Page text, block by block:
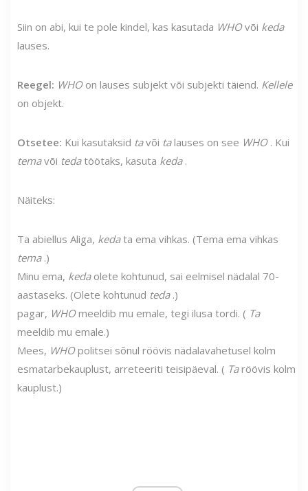
Siin on abi, kui te pole kindel, kas kasutada WHOvõi keda
lauses.
Reegel: WHOon lauses subjekt või subjekti täiend. Kellele
on objekt.
Otsetee: Kui kasutaksid tavõi talauses on see WHO. Kui
temavõi tedatöötaks, kasuta keda.
Näiteks:
Ta abiellus Aliga, kedata ema vihkas. (Tema ema vihkas
tema.)
Minu ema, kedaolete kohtunud, sai eelmisel nädalal 70-
aastaseks. (Olete kohtunud teda.)
pagar, WHOmeeldib mu emale, tegi ilusa tordi. ( Ta
meeldib mu emale.)
Mees, WHOpolitsei sõnul röövis nädalavahetusel kolm
esmatarbekauplust, arreteeriti teisipäeval. ( Taröövis kolm
kauplust.)